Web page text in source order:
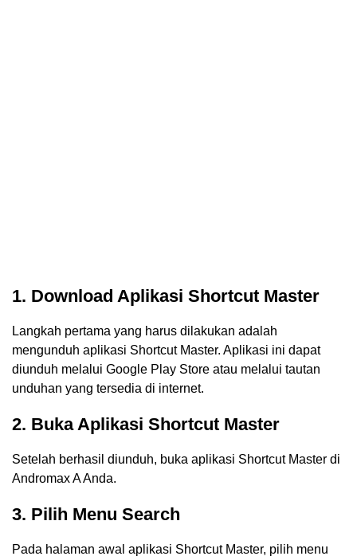
1. Download Aplikasi Shortcut Master
Langkah pertama yang harus dilakukan adalah
mengunduh aplikasi Shortcut Master. Aplikasi ini dapat
diunduh melalui Google Play Store atau melalui tautan
unduhan yang tersedia di internet.
2. Buka Aplikasi Shortcut Master
Setelah berhasil diunduh, buka aplikasi Shortcut Master di
Andromax A Anda.
3. Pilih Menu Search
Pada halaman awal aplikasi Shortcut Master, pilih menu